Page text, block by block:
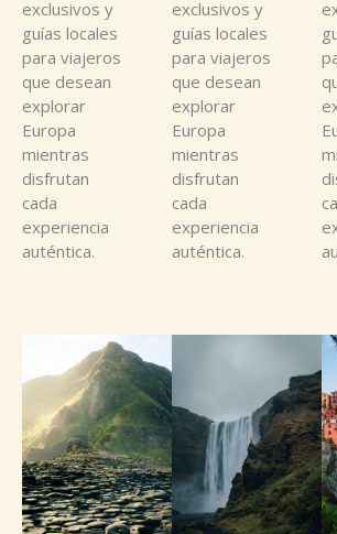
exclusivos y
guías locales
para viajeros
que desean
explorar
Europa
mientras
disfrutan
cada
experiencia
auténtica.
exclusivos y
guías locales
para viajeros
que desean
explorar
Europa
mientras
disfrutan
cada
experiencia
auténtica.